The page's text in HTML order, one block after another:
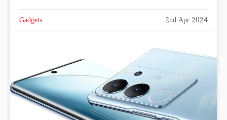
Gadgets 2nd Apr 2024